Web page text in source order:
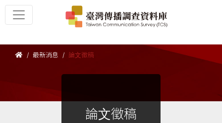
最新消息 論文徵稿
論文徵稿